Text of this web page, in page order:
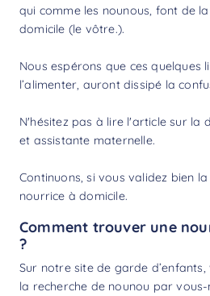
qui comme les nounous, font de
domicile (le vôtre.).
Nous espérons que ces quelques
l’alimenter, auront dissipé la
N'hésitez pas à lire l'article sur la
et assistante maternelle.
Continuons, si vous validez bien la
nourrice à domicile.
Comment trouver une
?
Sur notre site de garde
la recherche de nounou par